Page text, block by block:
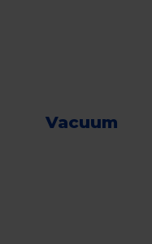
Vacuum